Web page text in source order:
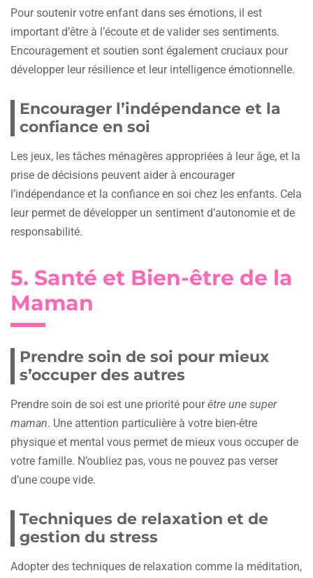
Pour soutenir votre enfant dans ses émotions, il est
important d’être à l’écoute et de valider ses sentiments.
Encouragement et soutien sont également cruciaux pour
développer leur résilience et leur intelligence émotionnelle.
Encourager l’indépendance et la
confiance en soi
Les jeux, les tâches ménagères appropriées à leur âge, et la
prise de décisions peuvent aider à encourager
l’indépendance et la confiance en soi chez les enfants. Cela
leur permet de développer un sentiment d’autonomie et de
responsabilité.
5. Santé et Bien-être de la
Maman
Prendre soin de soi pour mieux
s’occuper des autres
Prendre soin de soi est une priorité pourêtre une super
maman. Une attention particulière à votre bien-être
physique et mental vous permet de mieux vous occuper de
votre famille. N’oubliez pas, vous ne pouvez pas verser
d’une coupe vide.
Techniques de relaxation et de
gestion du stress
Adopter des techniques de relaxation comme la méditation,